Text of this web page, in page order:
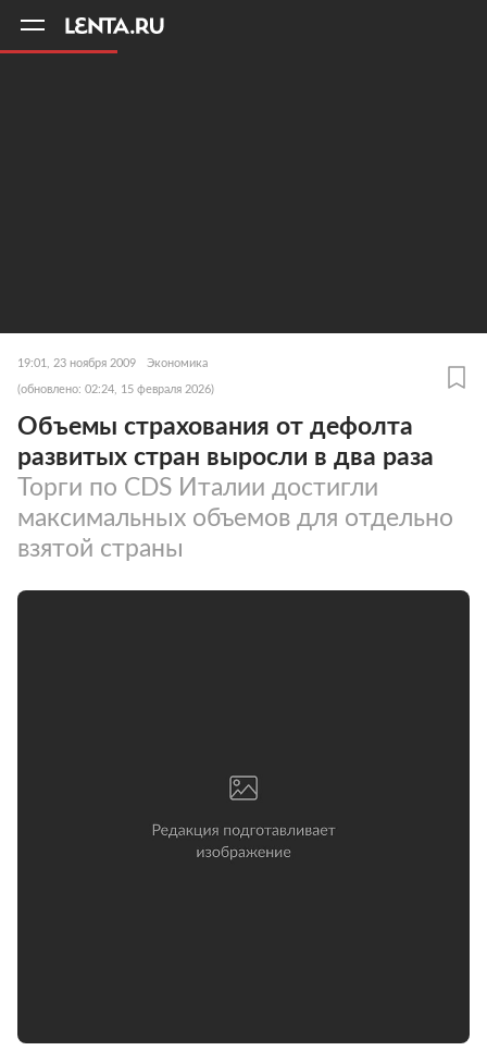
19:01, 23 ноября 2009 Экономика
(обновлено: 02:24, 15 февраля 2026)
Объемы страхования от дефолта
развитых стран выросли в два раза
Торги по CDS Италии достигли
максимальных объемов для отдельно
взятой страны